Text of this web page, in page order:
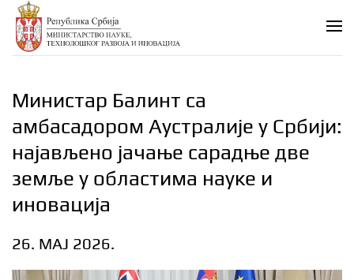
Министар Балинт са
амбасадором Аустралије у Србији:
најављено јачање сарадње две
земље у областима науке и
иновација
26. МАЈ 2026.